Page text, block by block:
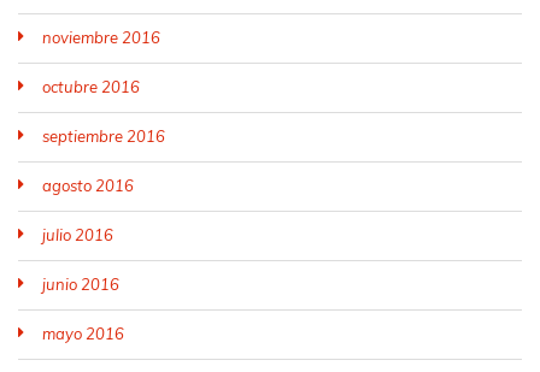
noviembre 2016
octubre 2016
septiembre 2016
agosto 2016
julio 2016
junio 2016
mayo 2016